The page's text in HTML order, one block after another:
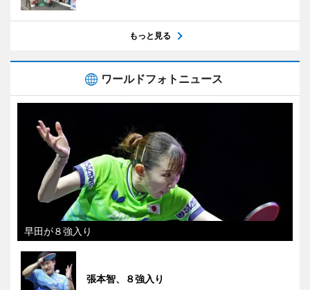
もっと見る
ワールドフォトニュース
早田が８強入り
張本智、８強入り